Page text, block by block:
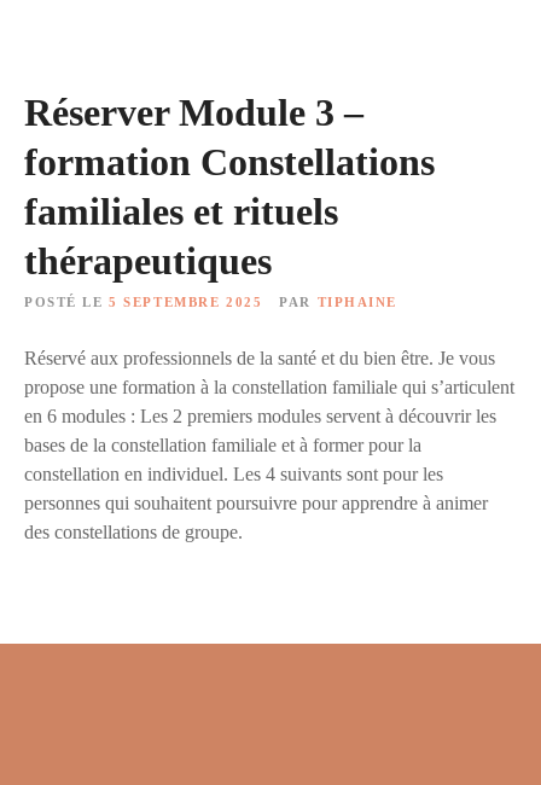
Réserver Module 3 –
formation Constellations
familiales et rituels
thérapeutiques
POSTÉ LE 5 SEPTEMBRE 2025 PAR TIPHAINE
Réservé aux professionnels de la santé et du bien être. Je vous
propose une formation à la constellation familiale qui s’articulent
en 6 modules : Les 2 premiers modules servent à découvrir les
bases de la constellation familiale et à former pour la
constellation en individuel. Les 4 suivants sont pour les
personnes qui souhaitent poursuivre pour apprendre à animer
des constellations de groupe.